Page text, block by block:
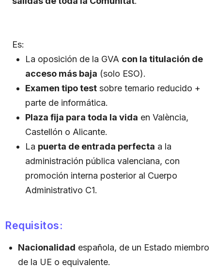
Es:
La oposición de la GVA con la titulación de
acceso más baja (solo ESO).
Examen tipo test sobre temario reducido +
parte de informática.
Plaza fija para toda la vida en València,
Castellón o Alicante.
La puerta de entrada perfecta a la
administración pública valenciana, con
promoción interna posterior al Cuerpo
Administrativo C1.
Requisitos:
Nacionalidad española, de un Estado miembro
de la UE o equivalente.